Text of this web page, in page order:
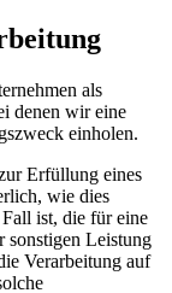
als
denen wir eine
einholen.
Erfüllung eines
wie dies
ist, die für eine
sonstigen Leistung
Verarbeitung auf